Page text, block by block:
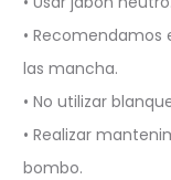
• Recomendamos
las mancha.
• No utilizar
• Realizar
bombo.